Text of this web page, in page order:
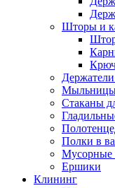
Шторы и
Стаканы
Полки в
Мусорные
Ершики
Клининг